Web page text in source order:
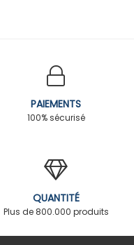
PAIEMENTS
100% sécurisé
QUANTITÉ
Plus de 800.000 produits